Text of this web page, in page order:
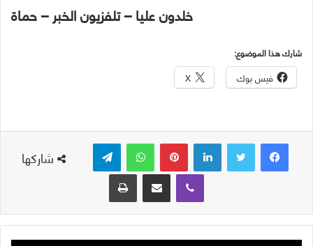
خلدون عليا – تلفزيون الخبر – حماة
شارك هذا الموضوع:
فيس بوك X
شاركها
لينكدإن بينتيريست واتساب
ڤايبر
مشاركة عبر البريد طباعة